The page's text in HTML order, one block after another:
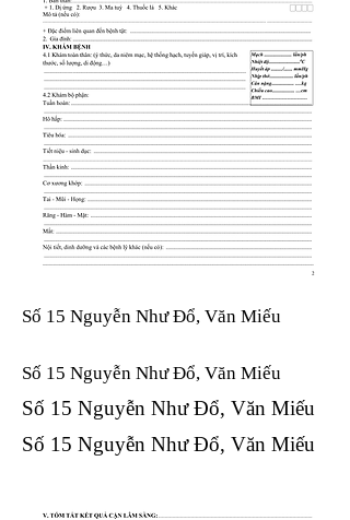
Số 15 Nguyễn Như Đổ, Văn Miếu
Số 15 Nguyễn Như Đổ, Văn Miếu​​​​
Số 15 Nguyễn Như Đổ, Văn Miếu​​​​
Số 15 Nguyễn Như Đổ, Văn Miếu​​​​